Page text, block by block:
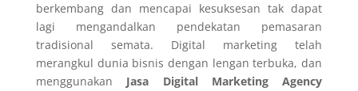
berkembang dan mencapai kesuksesan tak dapat
lagi mengandalkan pendekatan pemasaran
tradisional semata. Digital marketing telah
merangkul dunia bisnis dengan lengan terbuka, dan
menggunakan Jasa Digital Marketing Agency